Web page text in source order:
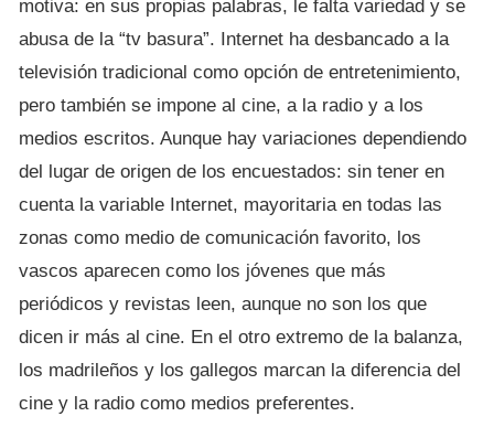
motiva: en sus propias palabras, le falta variedad y se
abusa de la “tv basura”. Internet ha desbancado a la
televisión tradicional como opción de entretenimiento,
pero también se impone al cine, a la radio y a los
medios escritos. Aunque hay variaciones dependiendo
del lugar de origen de los encuestados: sin tener en
cuenta la variable Internet, mayoritaria en todas las
zonas como medio de comunicación favorito, los
vascos aparecen como los jóvenes que más
periódicos y revistas leen, aunque no son los que
dicen ir más al cine. En el otro extremo de la balanza,
los madrileños y los gallegos marcan la diferencia del
cine y la radio como medios preferentes.